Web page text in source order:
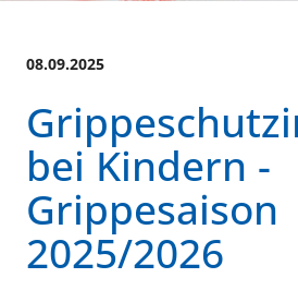
08.09.2025
bei Kindern -
Grippesaison
2025/2026